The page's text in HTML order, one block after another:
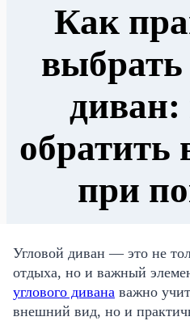
Как
выбрать
диван:
обратить
при
Угловой диван — это не
отдыха, но и важный
углового дивана важно
внешний вид, но и